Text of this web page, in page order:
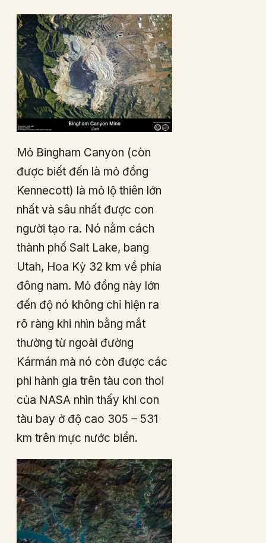
Mỏ Bingham Canyon (còn
được biết đến là mỏ đồng
Kennecott) là mỏ lộ thiên lớn
nhất và sâu nhất được con
người tạo ra. Nó nằm cách
thành phố Salt Lake, bang
Utah, Hoa Kỳ 32 km về phía
đông nam. Mỏ đồng này lớn
đến độ nó không chỉ hiện ra
rõ ràng khi nhìn bằng mắt
thường từ ngoài đường
Kármán mà nó còn được các
phi hành gia trên tàu con thoi
của NASA nhìn thấy khi con
tàu bay ở độ cao 305 – 531
km trên mực nước biển.